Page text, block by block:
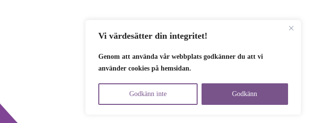
Vi värdesätter din integritet!
Genom att använda vår webbplats godkänner du att vi
använder cookies på hemsidan.
Godkänn inte Godkänn